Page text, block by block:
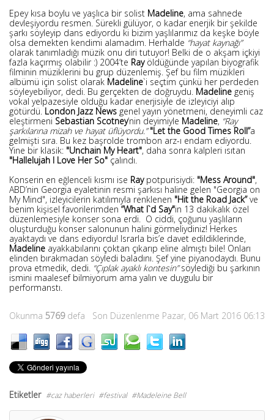
Epey kısa boylu ve yaşlıca bir solist Madeline, ama sahnede
devleşiyordu resmen. Sürekli gülüyor, o kadar enerjik bir şekilde
şarkı söyleyip dans ediyordu ki bizim yaşlılarımız da keşke böyle
olsa demekten kendimi alamadım. Herhalde “hayat kaynağı”
olarak tanımladığı müzik onu diri tutuyor! Belki de o akşam içkiyi
fazla kaçırmış olabilir :) 2004’te Rayöldüğünde yapılan biyografik
filminin müziklerini bu grup düzenlemiş. Şef bu film müzikleri
albümü için solist olarak Madeline`i seçtim çünkü her perdeden
söyleyebiliyor, dedi. Bu gerçekten de doğruydu. Madeline geniş
vokal yelpazesiyle olduğu kadar enerjisiyle de izleyiciyi alıp
götürdü. London Jazz News genel yayın yönetmeni, deneyimli caz
eleştirmeni Sebastian Scotney’nin deyimiyle Madeline, “Ray
şarkılarına mizah ve hayat üflüyordu.” "Let the Good Times Roll”a
gelmişti sıra. Bu kez başrolde trombon arz-ı endam ediyordu.
Yine bir klasik: "Unchain My Heart", daha sonra kalpleri ısıtan
"Hallelujah I Love Her So" çalındı.
Konserin en eğlenceli kısmı ise Raypotpurisiydi: "Mess Around",
ABD’nin Georgia eyaletinin resmi şarkısı haline gelen "Georgia on
My Mind", izleyicilerin katılımıyla renklenen "Hit the Road Jack”ve
benim kişisel favorilerimden “What I`d Say"in 13 dakikalık özel
düzenlemesiyle konser sona erdi. O ciddi, çoğunu yaşlıların
oluşturduğu konser salonunun halini görmeliydiniz! Herkes
ayaktaydı ve dans ediyordu! Israrla bis’e davet edildiklerinde,
Madeline ayakkabılarını çoktan çıkarıp eline almıştı bile! Onları
elinden bırakmadan söyledi baladını. Şef yine piyanodaydı. Bunu
prova etmedik, dedi. “Çıplak ayaklı kontesin”söylediği bu şarkının
ismini maalesef bilmiyorum ama yalın ve duygulu bir
performanstı.
Okunma 5769defa Son Düzenlenme Pazar, 06 Mart 2016 06:13
Etiketler caz haberleri festival Madeleine Bell